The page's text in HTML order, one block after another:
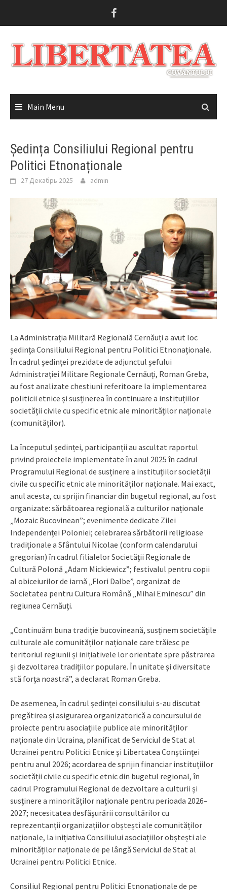
Main Menu
Ședința Consiliului Regional pentru
Politici Etnonaționale
27 Декабрь 2025 admin
La Administrația Militară Regională Cernăuți a avut loc
ședința Consiliului Regional pentru Politici Etnonaționale.
În cadrul ședinței prezidate de adjunctul șefului
Administrației Militare Regionale Cernăuți, Roman Greba,
au fost analizate chestiuni referitoare la implementarea
politicii etnice și susținerea în continuare a instituțiilor
societății civile cu specific etnic ale minorităților naționale
(comunităților).
La începutul ședinței, participanții au ascultat raportul
privind proiectele implementate în anul 2025 în cadrul
Programului Regional de susținere a instituțiilor societății
civile cu specific etnic ale minorităților naționale. Mai exact,
anul acesta, cu sprijin financiar din bugetul regional, au fost
organizate: sărbătoarea regională a culturilor naționale
„Mozaic Bucovinean”; evenimente dedicate Zilei
Independenței Poloniei; celebrarea sărbătorii religioase
tradiționale a Sfântului Nicolae (conform calendarului
gregorian) în cadrul filialelor Societății Regionale de
Cultură Polonă „Adam Mickiewicz”; festivalul pentru copii
al obiceiurilor de iarnă „Flori Dalbe”, organizat de
Societatea pentru Cultura Română „Mihai Eminescu” din
regiunea Cernăuți.
„Continuăm buna tradiție bucovineană, susținem societățile
culturale ale comunităților naționale care trăiesc pe
teritoriul regiunii și inițiativele lor orientate spre păstrarea
și dezvoltarea tradițiilor populare. În unitate și diversitate
stă forța noastră”, a declarat Roman Greba.
De asemenea, în cadrul ședinței consiliului s-au discutat
pregătirea și asigurarea organizatorică a concursului de
proiecte pentru asociațiile publice ale minorităților
naționale din Ucraina, planificat de Serviciul de Stat al
Ucrainei pentru Politici Etnice și Libertatea Conștiinței
pentru anul 2026; acordarea de sprijin financiar instituțiilor
societății civile cu specific etnic din bugetul regional, în
cadrul Programului Regional de dezvoltare a culturii și
susținere a minorităților naționale pentru perioada 2026–
2027; necesitatea desfășurării consultărilor cu
reprezentanții organizațiilor obștești ale comunităților
naționale, la inițiativa Consiliului asociațiilor obștești ale
minorităților naționale de pe lângă Serviciul de Stat al
Ucrainei pentru Politici Etnice.
Consiliul Regional pentru Politici Etnonaționale de pe